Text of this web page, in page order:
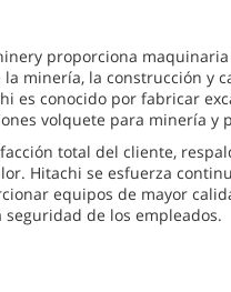
proporciona
minería, la construcción y
es conocido por fabricar
volquete para minería y
total del cliente,
Hitachi se esfuerza
equipos de mayor
de los empleados.